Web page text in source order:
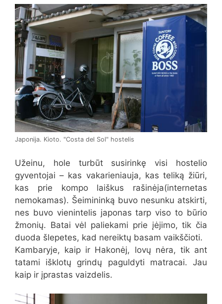
Japonija. Kioto. "Costa del Sol" hostelis
Užeinu, hole turbūt susirinkę visi hostelio
gyventojai – kas vakarieniauja, kas teliką žiūri,
kas prie kompo laiškus rašinėja(internetas
nemokamas). Šeimininką buvo nesunku atskirti,
nes buvo vienintelis japonas tarp viso to būrio
žmonių. Batai vėl paliekami prie įėjimo, tik čia
duoda šlepetes, kad nereiktų basam vaikščioti.
Kambaryje, kaip ir Hakonėj, lovų nėra, tik ant
tatami išklotų grindų paguldyti matracai. Jau
kaip ir įprastas vaizdelis.